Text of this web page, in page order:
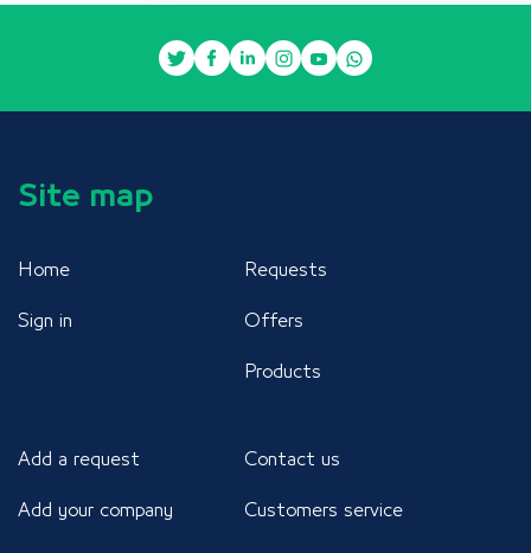
Site map
Home
Sign in
Requests
Offers
Products
Add a request
Add your company
Contact us
Customers service